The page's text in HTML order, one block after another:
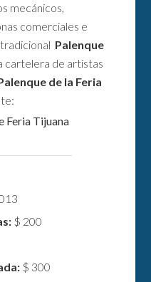
mecánicos,
comerciales e
Palenque
cartelera de artistas
de la Feria
Feria Tijuana
$ 200
$ 300